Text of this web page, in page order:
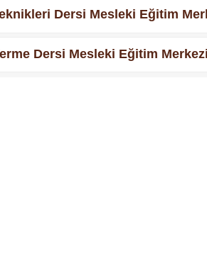
Dersi Mesleki Eğitim
Dersi Mesleki Eğitim